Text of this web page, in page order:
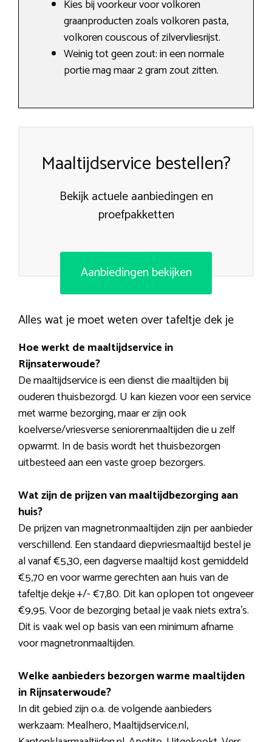
Kies bij voorkeur voor volkoren
graanproducten zoals volkoren pasta,
volkoren couscous of zilvervliesrijst.
Weinig tot geen zout: in een normale
portie mag maar 2 gram zout zitten.
Maaltijdservice bestellen?
Bekijk actuele aanbiedingen en
proefpakketten
Aanbiedingen bekijken
Alles wat je moet weten over tafeltje dek je
Hoe werkt de maaltijdservice in
Rijnsaterwoude?
De maaltijdservice is een dienst die maaltijden bij
ouderen thuisbezorgd. U kan kiezen voor een service
met warme bezorging, maar er zijn ook
koelverse/vriesverse seniorenmaaltijden die u zelf
opwarmt. In de basis wordt het thuisbezorgen
uitbesteed aan een vaste groep bezorgers.
Wat zijn de prijzen van maaltijdbezorging aan
huis?
De prijzen van magnetronmaaltijden zijn per aanbieder
verschillend. Een standaard diepvriesmaaltijd bestel je
al vanaf €5,30, een dagverse maaltijd kost gemiddeld
€5,70 en voor warme gerechten aan huis van de
tafeltje dekje +/- €7,80. Dit kan oplopen tot ongeveer
€9,95. Voor de bezorging betaal je vaak niets extra’s.
Dit is vaak wel op basis van een minimum afname
voor magnetronmaaltijden.
Welke aanbieders bezorgen warme maaltijden
in Rijnsaterwoude?
In dit gebied zijn o.a. de volgende aanbieders
werkzaam: Mealhero, Maaltijdservice.nl,